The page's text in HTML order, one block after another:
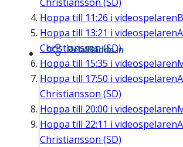
Hoppa till 11:26 i videospelaren
Hoppa till 13:21 i videospelaren
Christiansson (SD)
Hoppa till 15:35 i videospelaren
Hoppa till 17:50 i videospelaren
Christiansson (SD)
Hoppa till 20:00 i videospelaren
Hoppa till 22:11 i videospelaren
Christiansson (SD)
Dela/Bädda in